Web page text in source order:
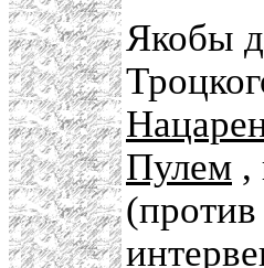
Якобы
Пулем ,